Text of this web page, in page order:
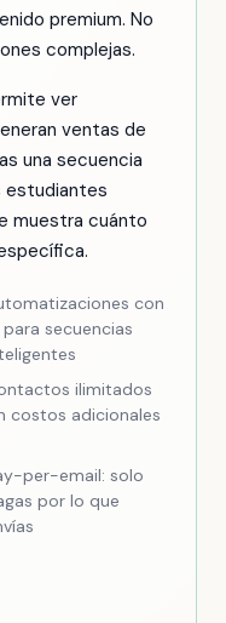
premium. No
complejas.
ver
ventas de
una secuencia
estudiantes
muestra cuánto
con
para secuencias
ilimitados
costos adicionales
per-email: solo
por lo que